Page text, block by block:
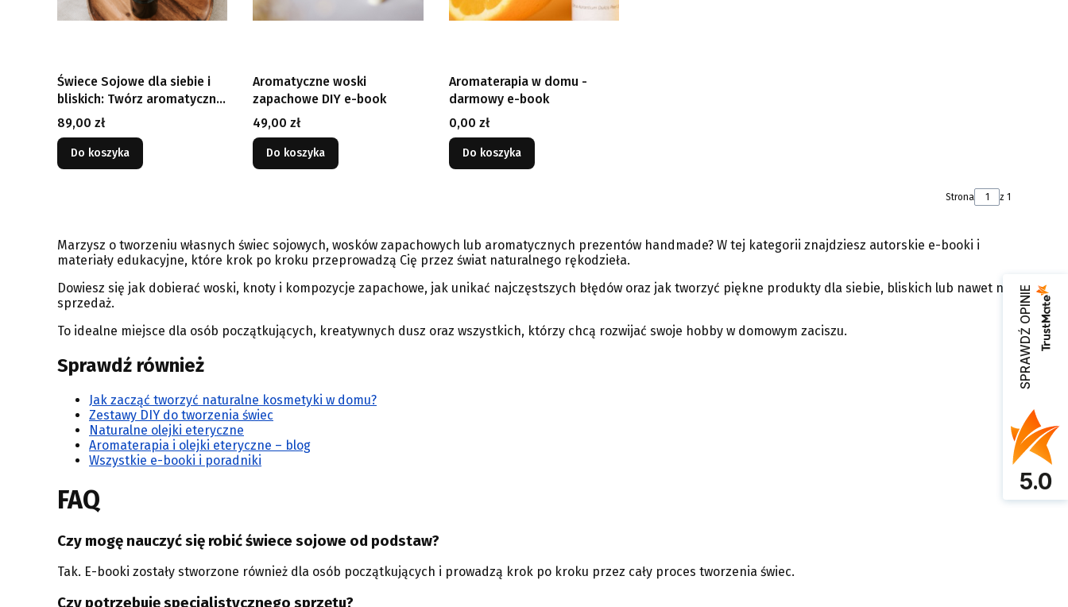
Świece Sojowe dla siebie i
bliskich: Twórz aromatyczne
świece sojowe w domowym
zaciszu e-book
Cena
89,00 zł
Do koszyka
Aromatyczne woski
zapachowe DIY e-book
Cena
49,00 zł
Do koszyka
Aromaterapia w domu -
darmowy e-book
Cena
0,00 zł
Do koszyka
Strona z 1
Marzysz o tworzeniu własnych świec sojowych, wosków zapachowych lub aromatycznych prezentów handmade? W tej kategorii znajdziesz autorskie e-booki i
materiały edukacyjne, które krok po kroku przeprowadzą Cię przez świat naturalnego rękodzieła.
Dowiesz się jak dobierać woski, knoty i kompozycje zapachowe, jak unikać najczęstszych błędów oraz jak tworzyć piękne produkty dla siebie, bliskich lub nawet na
sprzedaż.
To idealne miejsce dla osób początkujących, kreatywnych dusz oraz wszystkich, którzy chcą rozwijać swoje hobby w domowym zaciszu.
Sprawdź również
Jak zacząć tworzyć naturalne kosmetyki w domu?
Zestawy DIY do tworzenia świec
Naturalne olejki eteryczne
Aromaterapia i olejki eteryczne – blog
Wszystkie e-booki i poradniki
FAQ
Czy mogę nauczyć się robić świece sojowe od podstaw?
Tak. E-booki zostały stworzone również dla osób początkujących i prowadzą krok po kroku przez cały proces tworzenia świec.
Czy potrzebuję specjalistycznego sprzętu?
SPRAWDŹ OPINIE
5.0